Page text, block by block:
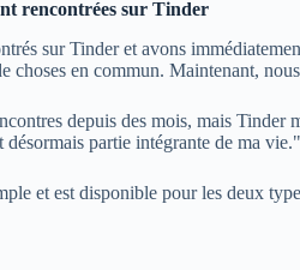
rencontrées sur Tinder
sur Tinder et avons
choses en commun. Maintenant,
depuis des mois, mais Tinder
partie intégrante de ma vie."
et est disponible pour les deux